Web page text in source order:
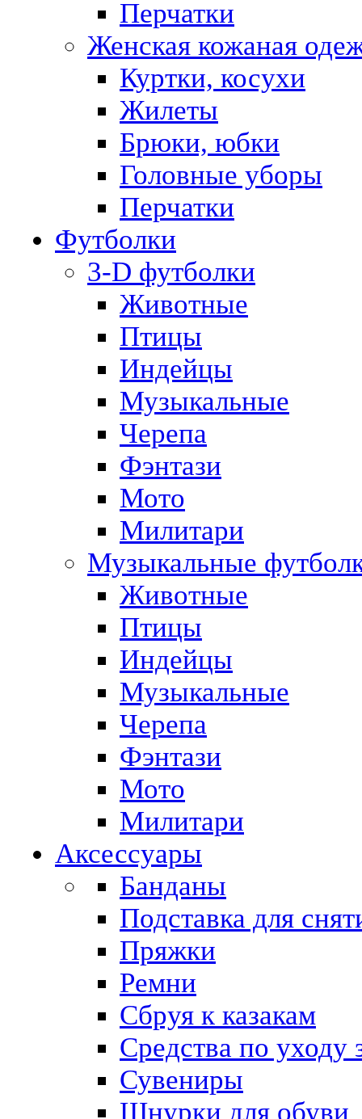
Перчатки
Женская кожаная
Куртки, косухи
Жилеты
Брюки, юбки
Головные уборы
Перчатки
Футболки
3-D футболки
Животные
Птицы
Индейцы
Музыкальные
Черепа
Фэнтази
Мото
Милитари
Музыкальные
Животные
Птицы
Индейцы
Музыкальные
Черепа
Фэнтази
Мото
Милитари
Аксессуары
Банданы
Подставка для
Пряжки
Ремни
Сбруя к казакам
Средства по уходу
Сувениры
Шнурки для обуви